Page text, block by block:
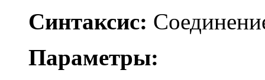
Синтаксис:
Параметры: